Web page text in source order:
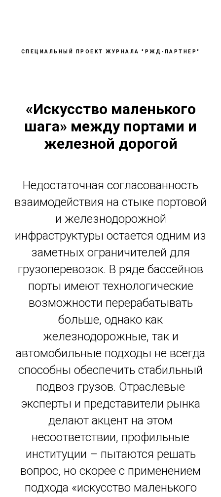
СПЕЦИАЛЬНЫЙ ПРОЕКТ ЖУРНАЛА "РЖД-ПАРТНЕР"
«Искусство маленького
шага» между портами и
железной дорогой
Недостаточная согласованность
взаимодействия на стыке портовой
и железнодорожной
инфраструктуры остается одним из
заметных ограничителей для
грузоперевозок. В ряде бассейнов
порты имеют технологические
возможности перерабатывать
больше, однако как
железнодорожные, так и
автомобильные подходы не всегда
способны обеспечить стабильный
подвоз грузов. Отраслевые
эксперты и представители рынка
делают акцент на этом
несоответствии, профильные
институции – пытаются решать
вопрос, но скорее с применением
подхода «искусство маленького